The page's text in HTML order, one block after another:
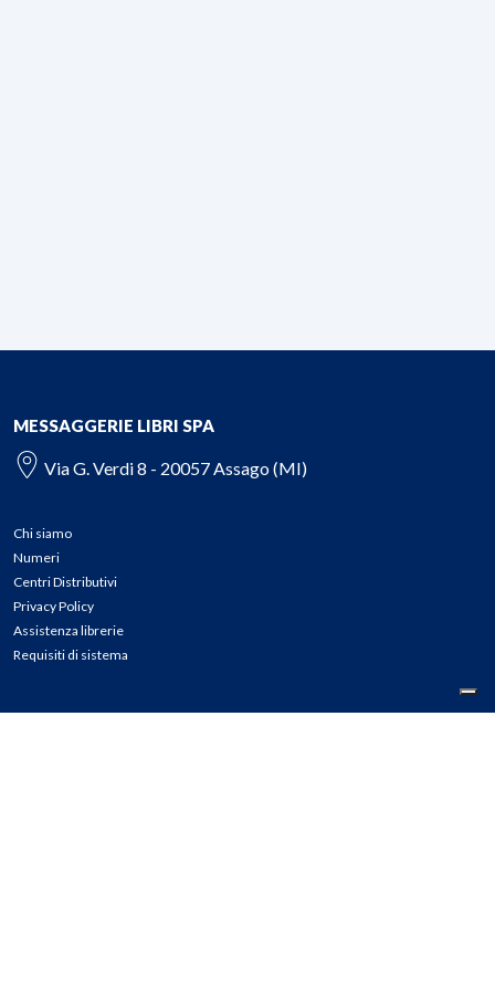
MESSAGGERIE LIBRI SPA
Via G. Verdi 8 - 20057 Assago (MI)
Chi siamo
Numeri
Centri Distributivi
Privacy Policy
Assistenza librerie
Requisiti di sistema
CONTATTI